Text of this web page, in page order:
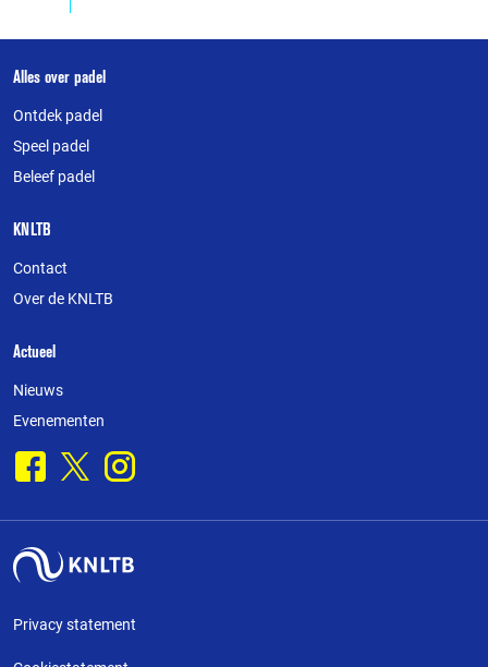
Over
deze
website
Alles over padel
Ontdek padel
Speel padel
Beleef padel
KNLTB
Contact
Over de KNLTB
Actueel
Nieuws
Evenementen
Facebook
X Instagram
Privacy statement